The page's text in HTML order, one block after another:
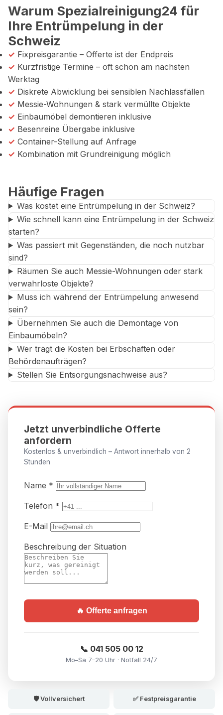
Warum Spezialreinigung24 für
Ihre Entrümpelung in der
Schweiz
✓ Fixpreisgarantie – Offerte ist der Endpreis
✓ Kurzfristige Termine – oft schon am nächsten
Werktag
✓ Diskrete Abwicklung bei sensiblen Nachlassfällen
✓ Messie-Wohnungen & stark vermüllte Objekte
✓ Einbaumöbel demontieren inklusive
✓ Besenreine Übergabe inklusive
✓ Container-Stellung auf Anfrage
✓ Kombination mit Grundreinigung möglich
Häufige Fragen
Was kostet eine Entrümpelung in der Schweiz?
Wie schnell kann eine Entrümpelung in der Schweiz
starten?
Was passiert mit Gegenständen, die noch nutzbar
sind?
Räumen Sie auch Messie-Wohnungen oder stark
verwahrloste Objekte?
Muss ich während der Entrümpelung anwesend
sein?
Übernehmen Sie auch die Demontage von
Einbaumöbeln?
Wer trägt die Kosten bei Erbschaften oder
Behördenaufträgen?
Stellen Sie Entsorgungsnachweise aus?
Jetzt unverbindliche Offerte
anfordern
Kostenlos & unverbindlich – Antwort innerhalb von 2
Stunden
Name *
Telefon *
E-Mail
Beschreibung der Situation
🔥 Offerte anfragen
📞 041 505 00 12
Mo–Sa 7–20 Uhr · Notfall 24/7
🛡️ Vollversichert ✅ Festpreisgarantie